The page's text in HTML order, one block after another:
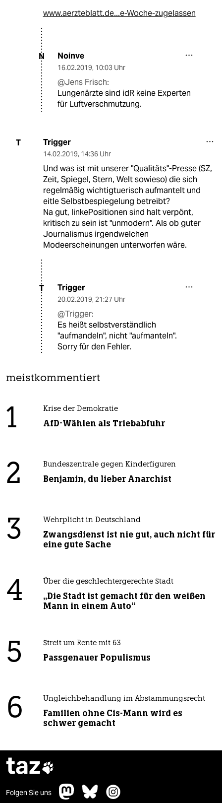
www.aerzteblatt.de...e-Woche-zugelassen
N Noinve
16.02.2019, 10:03 Uhr
@Jens Frisch:
Lungenärzte sind idR keine Experten
für Luftverschmutzung.
T Trigger
14.02.2019, 14:36 Uhr
Und was ist mit unserer "Qualitäts"-Presse (SZ,
Zeit, Spiegel, Stern, Welt sowieso) die sich
regelmäßig wichtigtuerisch aufmantelt und
eitle Selbstbespiegelung betreibt?
Na gut, linkePositionen sind halt verpönt,
kritisch zu sein ist "unmodern". Als ob guter
Journalismus irgendwelchen
Modeerscheinungen unterworfen wäre.
T Trigger
20.02.2019, 21:27 Uhr
@Trigger:
Es heißt selbstverständlich
"aufmandeln", nicht "aufmanteln".
Sorry für den Fehler.
meistkommentiert
1 Krise der Demokratie
AfD-Wählen als Triebabfuhr
2 Bundeszentrale gegen Kinderfiguren
Benjamin, du lieber Anarchist
3 Wehrplicht in Deutschland
Zwangsdienst ist nie gut, auch nicht für
eine gute Sache
4 Über die geschlechtergerechte Stadt
„Die Stadt ist gemacht für den weißen
Mann in einem Auto“
5 Streit um Rente mit 63
Passgenauer Populismus
6 Ungleichbehandlung im Abstammungsrecht
Familien ohne Cis-Mann wird es
schwer gemacht
taz
Folgen Sie uns